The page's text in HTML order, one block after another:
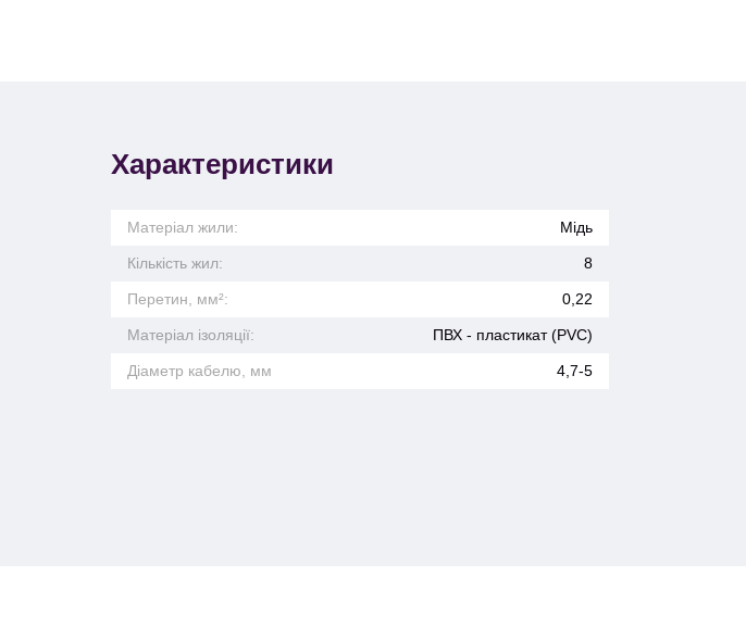
Характеристики
Матеріал жили: Мідь
Кількість жил: 8
Перетин, мм²: 0,22
Матеріал ізоляції: ПВХ - пластикат (PVC)
Діаметр кабелю, мм 4,7-5